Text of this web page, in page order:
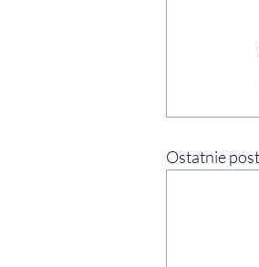
Ostatnie